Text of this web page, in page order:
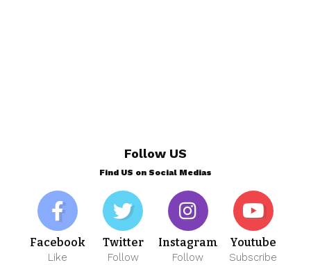
Follow US
Find US on Social Medias
Facebook
Like
Twitter
Follow
Instagram
Follow
Youtube
Subscribe